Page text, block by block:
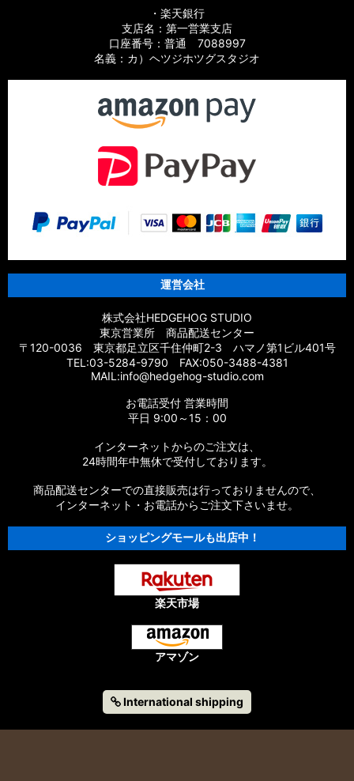
・楽天銀行
支店名：第一営業支店
口座番号：普通 7088997
名義：カ）ヘツジホツグスタジオ
運営会社
株式会社HEDGEHOG STUDIO
東京営業所 商品配送センター
〒120-0036 東京都足立区千住仲町2-3 ハマノ第1ビル401号
TEL:03-5284-9790 FAX:050-3488-4381
MAIL:info@hedgehog-studio.com
お電話受付 営業時間
平日 9:00～15：00
インターネットからのご注文は、
24時間年中無休で受付しております。
商品配送センターでの直接販売は行っておりませんので、
インターネット・お電話からご注文下さいませ。
ショッピングモールも出店中！
楽天市場
アマゾン
International shipping